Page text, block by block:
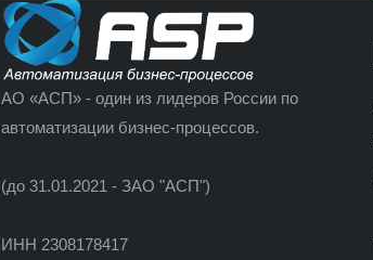
АО «АСП» - один из лидеров России по
автоматизации бизнес-процессов.
(до 31.01.2021 - ЗАО "АСП")
ИНН 2308178417